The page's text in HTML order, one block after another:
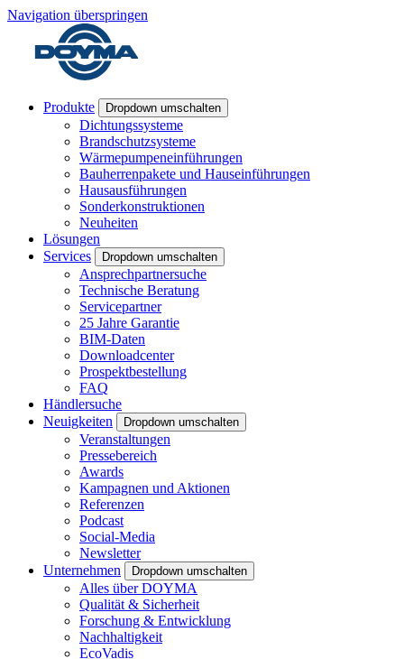
Navigation überspringen
Produkte Dropdown umschalten
Dichtungssysteme
Brandschutzsysteme
Wärmepumpeneinführungen
Bauherrenpakete und Hauseinführungen
Hausausführungen
Sonderkonstruktionen
Neuheiten
Lösungen
Services
Dropdown umschalten
Ansprechpartnersuche
Technische Beratung
Servicepartner
25 Jahre Garantie
BIM-Daten
Downloadcenter
Prospektbestellung
FAQ
Händlersuche
Neuigkeiten
Dropdown umschalten
Veranstaltungen
Pressebereich
Awards
Kampagnen und Aktionen
Referenzen
Podcast
Social-Media
Newsletter
Unternehmen
Dropdown umschalten
Alles über DOYMA
Qualität & Sicherheit
Forschung & Entwicklung
Nachhaltigkeit
EcoVadis